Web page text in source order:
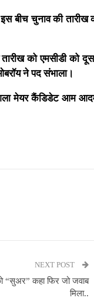
बीच चुनाव की तारीख
को एमसीडी को
ने पद संभाला।
मेयर कैंडिडेट आम
NEXT POST
“सुअर” कहा फिर जो जवाब
मिला..